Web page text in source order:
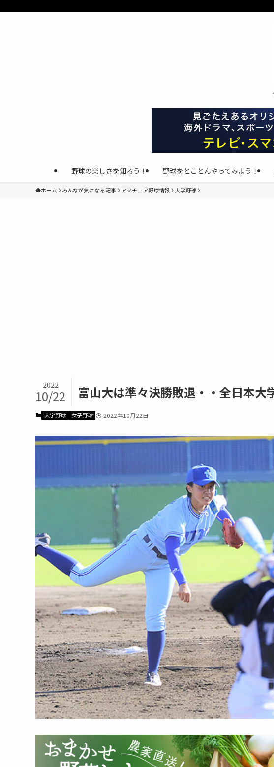
野球の楽しさを知ろう！ 野球をとことんやってみよう！
ホーム みんなが気になる記事 アマチュア野球情報 大学野球
富山大は準々決勝敗退・・全日本大
2022
10/22
大学野球 女子野球 2022年10月22日